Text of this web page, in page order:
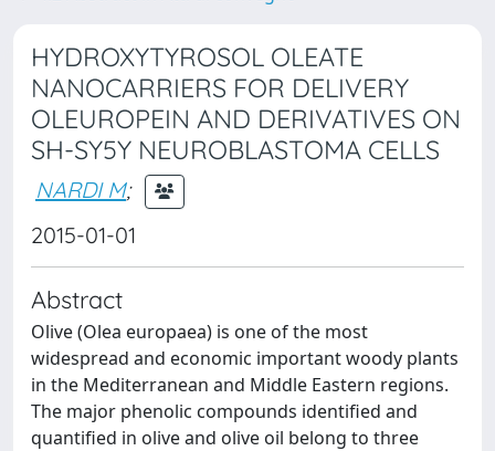
HYDROXYTYROSOL OLEATE
NANOCARRIERS FOR DELIVERY
OLEUROPEIN AND DERIVATIVES ON
SH-SY5Y NEUROBLASTOMA CELLS
NARDI M;
2015-01-01
Abstract
Olive (Olea europaea) is one of the most
widespread and economic important woody plants
in the Mediterranean and Middle Eastern regions.
The major phenolic compounds identified and
quantified in olive and olive oil belong to three